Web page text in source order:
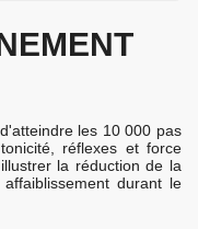
les 10 000 pas
réflexes et force
la réduction de la
durant le